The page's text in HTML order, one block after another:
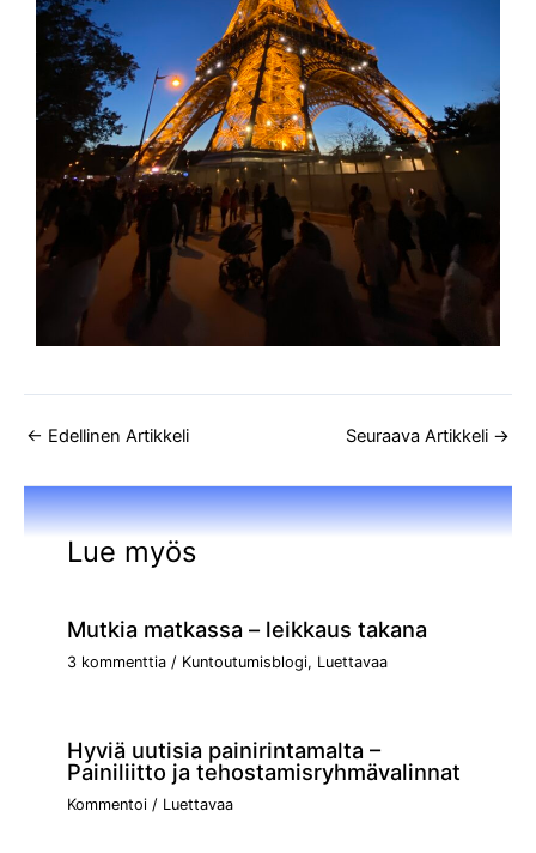
← Edellinen Artikkeli Seuraava Artikkeli →
Lue myös
Mutkia matkassa – leikkaus takana
3 kommenttia / Kuntoutumisblogi, Luettavaa
Hyviä uutisia painirintamalta –
Painiliitto ja tehostamisryhmävalinnat
Kommentoi / Luettavaa